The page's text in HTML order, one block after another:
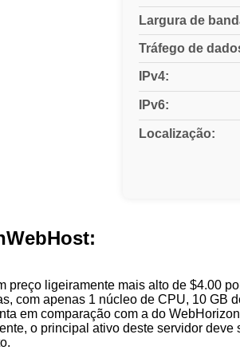
Largura de
Tráfego de
IPv4:
IPv6:
Localização:
preço ligeiramente mais alto de $4.00
com apenas 1 núcleo de CPU, 10 GB
em comparação com a do
o principal ativo deste servidor